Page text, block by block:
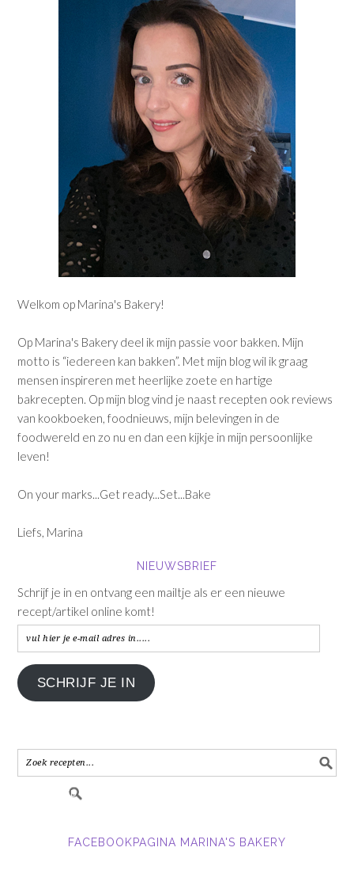
Welkom op Marina's Bakery!
Op Marina's Bakery deel ik mijn passie voor bakken. Mijn
motto is “iedereen kan bakken”. Met mijn blog wil ik graag
mensen inspireren met heerlijke zoete en hartige
bakrecepten. Op mijn blog vind je naast recepten ook reviews
van kookboeken, foodnieuws, mijn belevingen in de
foodwereld en zo nu en dan een kijkje in mijn persoonlijke
leven!
On your marks...Get ready...Set...Bake
Liefs, Marina
NIEUWSBRIEF
Schrijf je in en ontvang een mailtje als er een nieuwe
recept/artikel online komt!
vul
hier
je
e-
in.....
SCHRIJF JE IN
FACEBOOKPAGINA MARINA'S BAKERY